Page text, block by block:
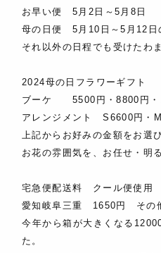
お早い便 5月2日～5月8日
母の日便 5月10日～5月12
それ以外の日程でも受けたわ
2024母の日フラワーギフト
ブーケ 5500円・8800円・
アレンジメント S6600円・
上記からお好みの金額をお選
お花の雰囲気を、お任せ・明
宅急便配送料 クール便使
愛知岐阜三重 1650円 その
今年から箱が大きくなる
た。